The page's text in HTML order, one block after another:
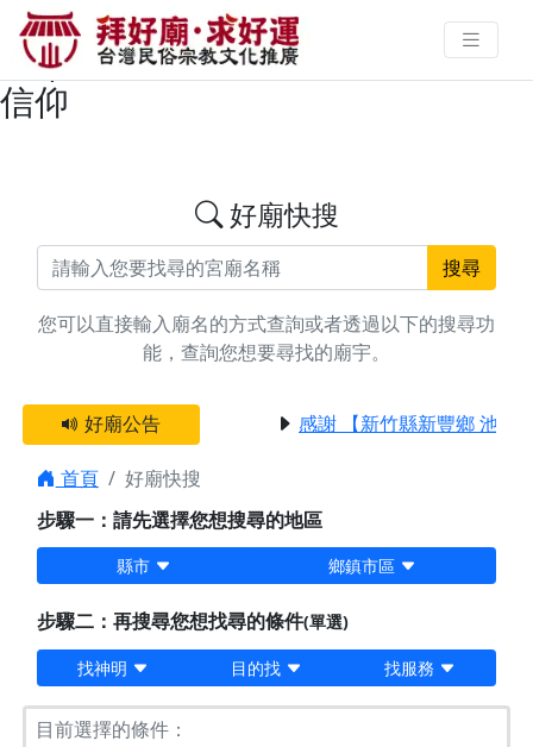
搜尋高雄市前鎮區福德正神廟宇資
料 | 拜好廟求好運 找到與您有緣的
信仰
好廟快搜
搜尋
您可以直接輸入廟名的方式查詢或者透過以下的搜尋功
能，查詢您想要尋找的廟宇。
好廟公告 感謝 【新竹縣新豐鄉 池和
首頁
好廟快搜
步驟一：請先選擇您想搜尋的地區
縣市 鄉鎮市區
步驟二：再搜尋您想找尋的條件(單選)
找神明 目的找 找服務
目前選擇的條件：